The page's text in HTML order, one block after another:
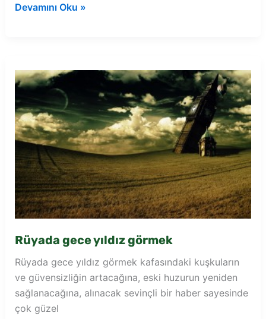
Rüyada
görmek
Devamını Oku »
Rüyada gece yıldız görmek
Rüyada gece yıldız görmek kafasındaki kuşkuların
ve güvensizliğin artacağına, eski huzurun yeniden
sağlanacağına, alınacak sevinçli bir haber sayesinde
çok güzel